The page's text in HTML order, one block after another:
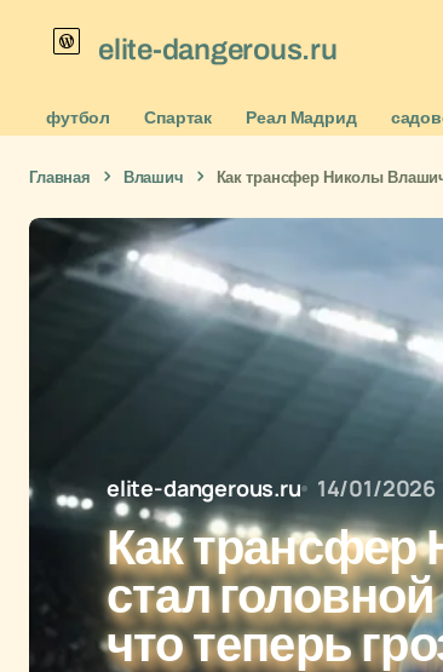
elite-dangerous.ru
футбол Спартак Реал Мадрид
Главная Влашич Как трансфер Николы
elite-dangerous.ru 14/01/2026
Как
стал
что теперь